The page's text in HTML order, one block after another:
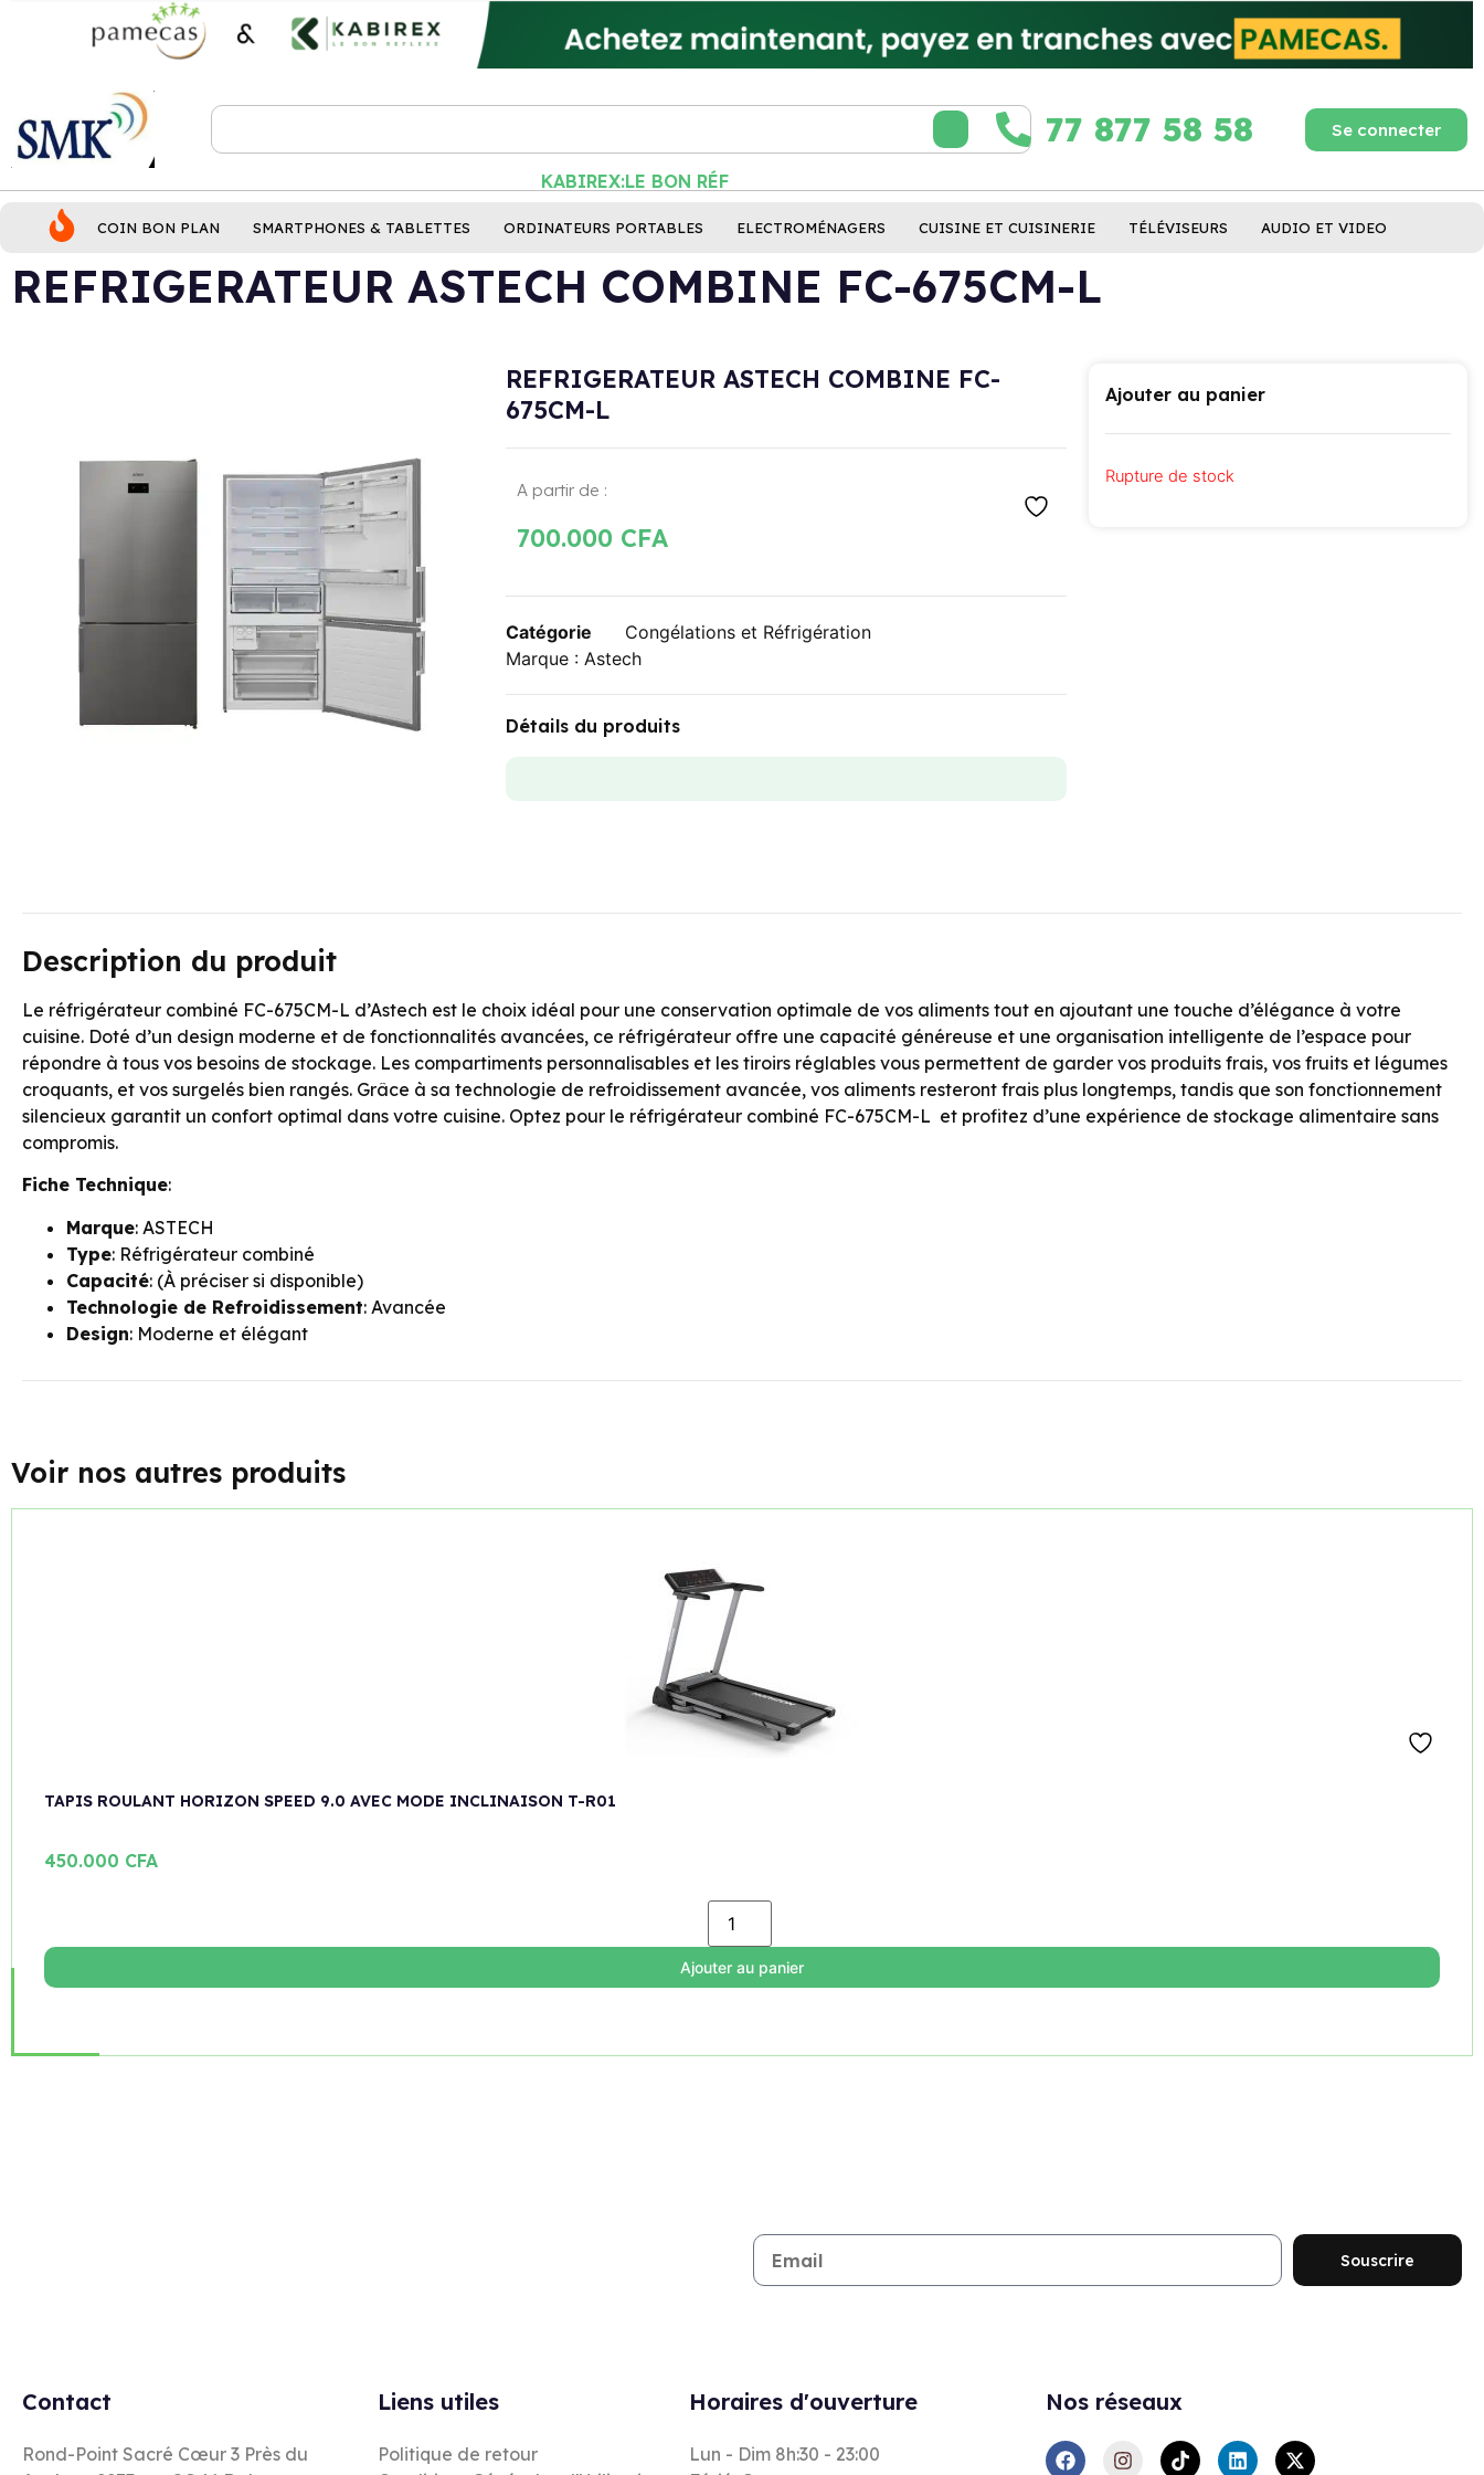
77 877 58 58 Se connecter
KABIREX:LE BON RÉFLEXE
COIN BON PLAN SMARTPHONES & TABLETTES ORDINATEURS PORTABLES ELECTROMÉNAGERS CUISINE ET CUISINERIE TÉLÉVISEURS AUDIO ET VIDEO
REFRIGERATEUR ASTECH COMBINE FC-675CM-L
REFRIGERATEUR ASTECH COMBINE FC-
675CM-L
A partir de :
700.000 CFA
Catégorie
Congélations et Réfrigération
Marque : Astech
Détails du produits
Ajouter au panier
Rupture de stock
Description du produit
Le réfrigérateur combiné FC-675CM-L d’Astech est le choix idéal pour une conservation optimale de vos aliments tout en ajoutant une touche d’élégance à votre
cuisine. Doté d’un design moderne et de fonctionnalités avancées, ce réfrigérateur offre une capacité généreuse et une organisation intelligente de l’espace pour
répondre à tous vos besoins de stockage. Les compartiments personnalisables et les tiroirs réglables vous permettent de garder vos produits frais, vos fruits et légumes
croquants, et vos surgelés bien rangés. Grâce à sa technologie de refroidissement avancée, vos aliments resteront frais plus longtemps, tandis que son fonctionnement
silencieux garantit un confort optimal dans votre cuisine. Optez pour le réfrigérateur combiné FC-675CM-L et profitez d’une expérience de stockage alimentaire sans
compromis.
Fiche Technique:
Marque: ASTECH
Type: Réfrigérateur combiné
Capacité: (À préciser si disponible)
Technologie de Refroidissement: Avancée
Design: Moderne et élégant
Voir nos autres produits
TAPIS ROULANT HORIZON SPEED 9.0 AVEC MODE INCLINAISON T-R01
450.000 CFA
Ajouter au panier
Souscrire
Contact
Rond-Point Sacré Cœur 3 Près du
Liens utiles
Politique de retour
Horaires d'ouverture
Lun - Dim 8h:30 - 23:00
Nos réseaux